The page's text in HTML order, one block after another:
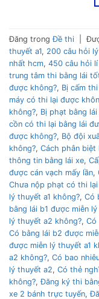
Đăng trongĐề thi
thuyết a1, 200 câu hỏi
nhất hcm, 450 câu hỏi
trung tâm thi bằng lái
được không?, Bị cấm
máy có thi lại được
không?, Bị phạt bằng
cồn có thi lại bằng lái
được không?, Bộ đội
không?, Cách phân biệt
thông tin bằng lái xe,
được cán vạch mấy lần,
Chưa nộp phạt có thi
lý thuyết a1 không?, Có
bằng lái b1 được miễn
lý thuyết a2 không?, Có
Có bằng lái b2 được
được miễn lý thuyết a1
a2 không?, Có bao
lý thuyết a2, Có thẻ
không?,Đăng ký thi
xe 2 bánh trực tuyến,